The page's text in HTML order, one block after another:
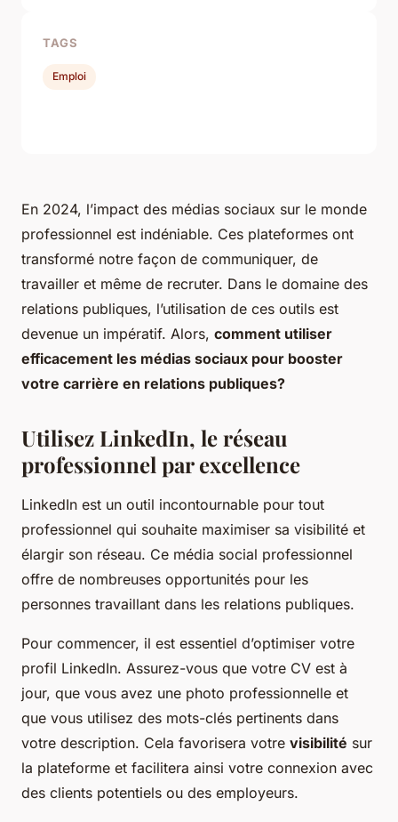
En 2024, l’impact des médias sociaux sur le monde
professionnel est indéniable. Ces plateformes ont
transformé notre façon de communiquer, de
travailler et même de recruter. Dans le domaine des
relations publiques, l’utilisation de ces outils est
devenue un impératif. Alors, comment utiliser
efficacement les médias sociaux pour booster
votre carrière en relations publiques?
Utilisez LinkedIn, le réseau
professionnel par excellence
LinkedIn est un outil incontournable pour tout
professionnel qui souhaite maximiser sa visibilité et
élargir son réseau. Ce média social professionnel
offre de nombreuses opportunités pour les
personnes travaillant dans les relations publiques.
Pour commencer, il est essentiel d’optimiser votre
profil LinkedIn. Assurez-vous que votre CV est à
jour, que vous avez une photo professionnelle et
que vous utilisez des mots-clés pertinents dans
votre description. Cela favorisera votre visibilité sur
la plateforme et facilitera ainsi votre connexion avec
des clients potentiels ou des employeurs.
TAGS
Emploi